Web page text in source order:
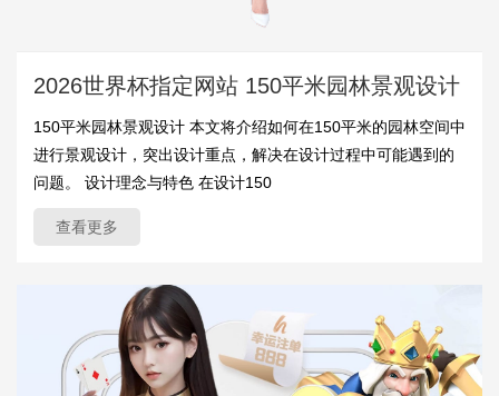
2026世界杯指定网站 150平米园林景观设计
150平米园林景观设计 本文将介绍如何在150平米的园林空间中
进行景观设计，突出设计重点，解决在设计过程中可能遇到的
问题。 设计理念与特色 在设计150
查看更多